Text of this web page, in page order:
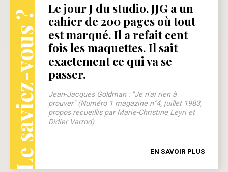
Le saviez-vous ?
Le jour J du studio, JJG a un
cahier de 200 pages où tout
est marqué. Il a refait cent
fois les maquettes. Il sait
exactement ce qui va se
passer.
Jean-Jacques Goldman : "Je n'ai rien à
prouver" (Numéro 1 magazine n°4, juillet 1983,
propos recueillis par Marie-Christine Leyri et
Didier Varrod)
EN SAVOIR PLUS